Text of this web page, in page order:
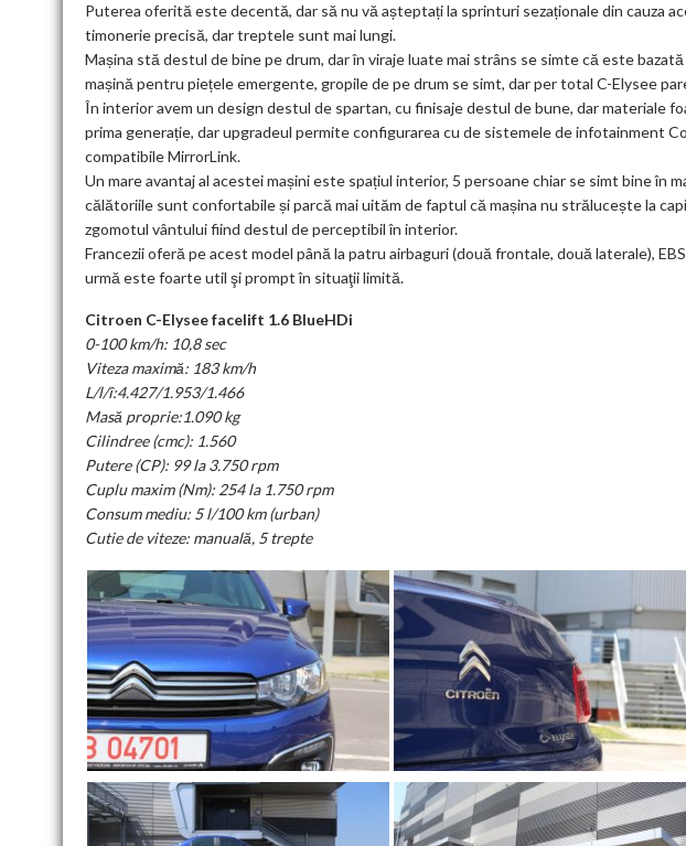
Puterea oferită este decentă, dar să nu vă așteptați la sprinturi sezaționale din cauza
timonerie precisă, dar treptele sunt mai lungi.
Mașina stă destul de bine pe drum, dar în viraje luate mai strâns se simte că este
mașină pentru piețele emergente, gropile de pe drum se simt, dar per total C-Elysee
În interior avem un design destul de spartan, cu finisaje destul de bune, dar materiale
prima generație, dar upgradeul permite configurarea cu de sistemele de infotainment
compatibile MirrorLink.
Un mare avantaj al acestei mașini este spațiul interior, 5 persoane chiar se simt bine în
călătoriile sunt confortabile și parcă mai uităm de faptul că mașina nu strălucește la
zgomotul vântului fiind destul de perceptibil în interior.
Francezii oferă pe acest model până la patru airbaguri (două frontale, două laterale),
urmă este foarte util şi prompt în situaţii limită.
Citroen C-Elysee facelift 1.6 BlueHDi
0-100 km/h: 10,8 sec
Viteza maximă: 183 km/h
L/l/î:4.427/1.953/1.466
Masă proprie:1.090 kg
Cilindree (cmc): 1.560
Putere (CP): 99 la 3.750 rpm
Cuplu maxim (Nm): 254 la 1.750 rpm
Consum mediu: 5 l/100 km (urban)
Cutie de viteze: manuală, 5 trepte